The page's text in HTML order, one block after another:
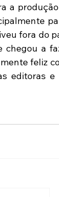
a
fora do
chegou a
feliz
editoras